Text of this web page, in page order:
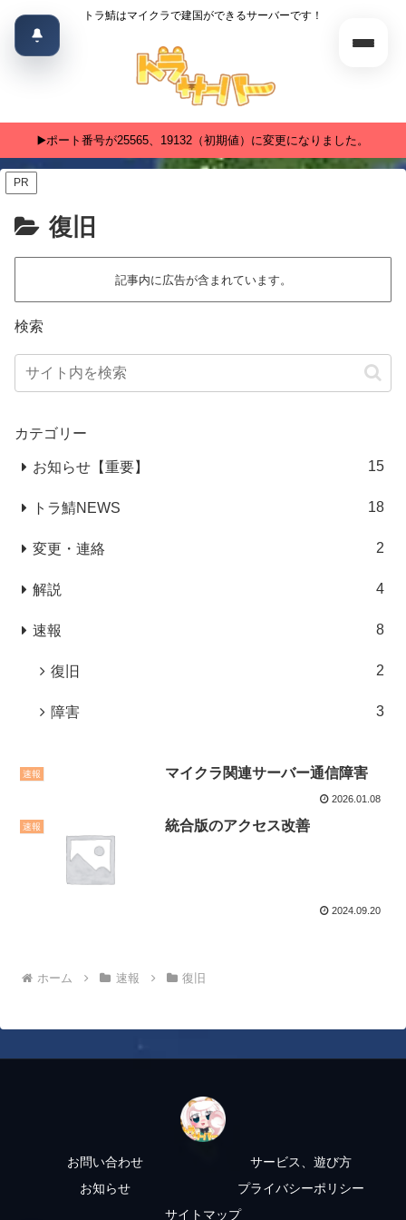
トラ鯖はマイクラで建国ができるサーバーです！
▶️ポート番号が25565、19132（初期値）に変更になりました。
PR
復旧
記事内に広告が含まれています。
検索
カテゴリー
お知らせ【重要】 15
トラ鯖NEWS 18
変更・連絡 2
解説 4
速報 8
復旧 2
障害 3
速報 マイクラ関連サーバー通信障害
2026.01.08
速報 統合版のアクセス改善
2024.09.20
ホーム 速報 復旧
お問い合わせ
サービス、遊び方
お知らせ
プライバシーポリシー
サイトマップ